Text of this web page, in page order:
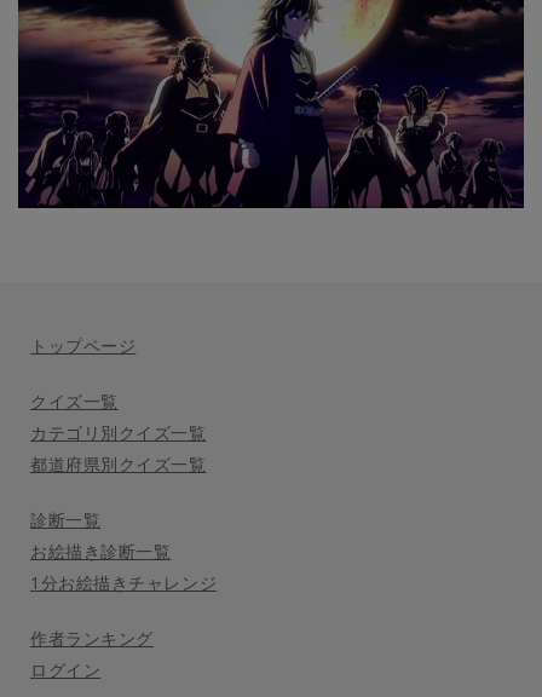
トップページ
クイズ一覧
カテゴリ別クイズ一覧
都道府県別クイズ一覧
診断一覧
お絵描き診断一覧
1分お絵描きチャレンジ
作者ランキング
ログイン